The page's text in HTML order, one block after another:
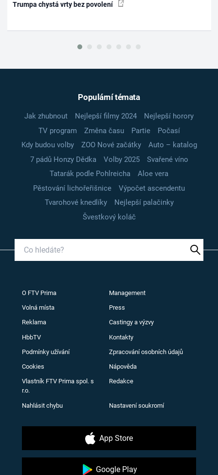
Trumpa chystá vrty bez povolení
Populární témata
Jak zhubnout Nejlepší filmy 2024
Nejlepší horory
TV program
Změna času Partie
Počasí
Kdy budou volby
ZOO Nové začátky
Auto – katalog
7 pádů Honzy Dědka
Volby 2025
Svařené víno
Tatarák podle Pohlreicha
Aloe vera
Pěstování lichořeřišnice
Výpočet ascendentu
Tvarohové knedlíky
Nejlepší palačinky
Švestkový koláč
O FTV Prima Management
Volná místa Press
Reklama Castingy a výzvy
HbbTV Kontakty
Podmínky užívání Zpracování osobních údajů
Cookies Nápověda
Vlastník FTV Prima spol. s
r.o.
Redakce
Nahlásit chybu Nastavení soukromí
App Store
Google Play